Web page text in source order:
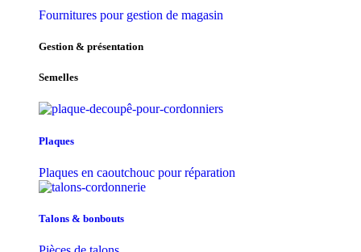
Fournitures pour gestion de magasin
Gestion & présentation
Semelles
Plaques
Plaques en caoutchouc pour réparation
Talons & bonbouts